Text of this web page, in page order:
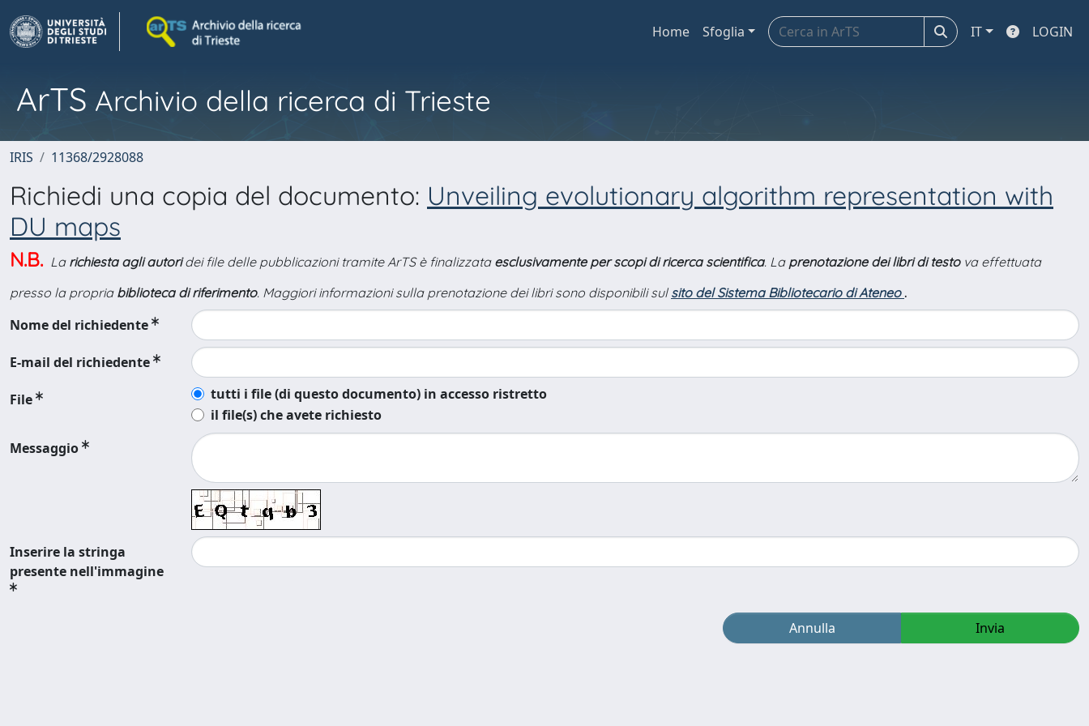
Home Sfoglia IT LOGIN
ArTS Archivio della ricerca di Trieste
IRIS 11368/2928088
Richiedi una copia del documento: Unveiling evolutionary algorithm representation with
DU maps
N.B. La richiesta agli autoridei file delle pubblicazioni tramite ArTS è finalizzata esclusivamente per scopi di ricerca scientifica. La prenotazione dei libri di testova effettuata
presso la propria biblioteca di riferimento. Maggiori informazioni sulla prenotazione dei libri sono disponibili sul sito del Sistema Bibliotecario di Ateneo .
Nome del richiedente
E-mail del richiedente
File
tutti i file (di questo documento) in accesso ristretto
il file(s) che avete richiesto
Messaggio
Inserire la stringa
presente nell'immagine
Annulla Invia